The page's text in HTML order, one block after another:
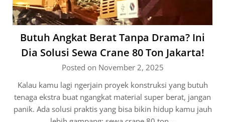
Butuh Angkat Berat Tanpa Drama? Ini
Dia Solusi Sewa Crane 80 Ton Jakarta!
Posted on November 2, 2025
Kalau kamu lagi ngerjain proyek konstruksi yang butuh
tenaga ekstra buat ngangkat material super berat, jangan
panik. Ada solusi praktis yang bisa bikin hidup kamu jauh